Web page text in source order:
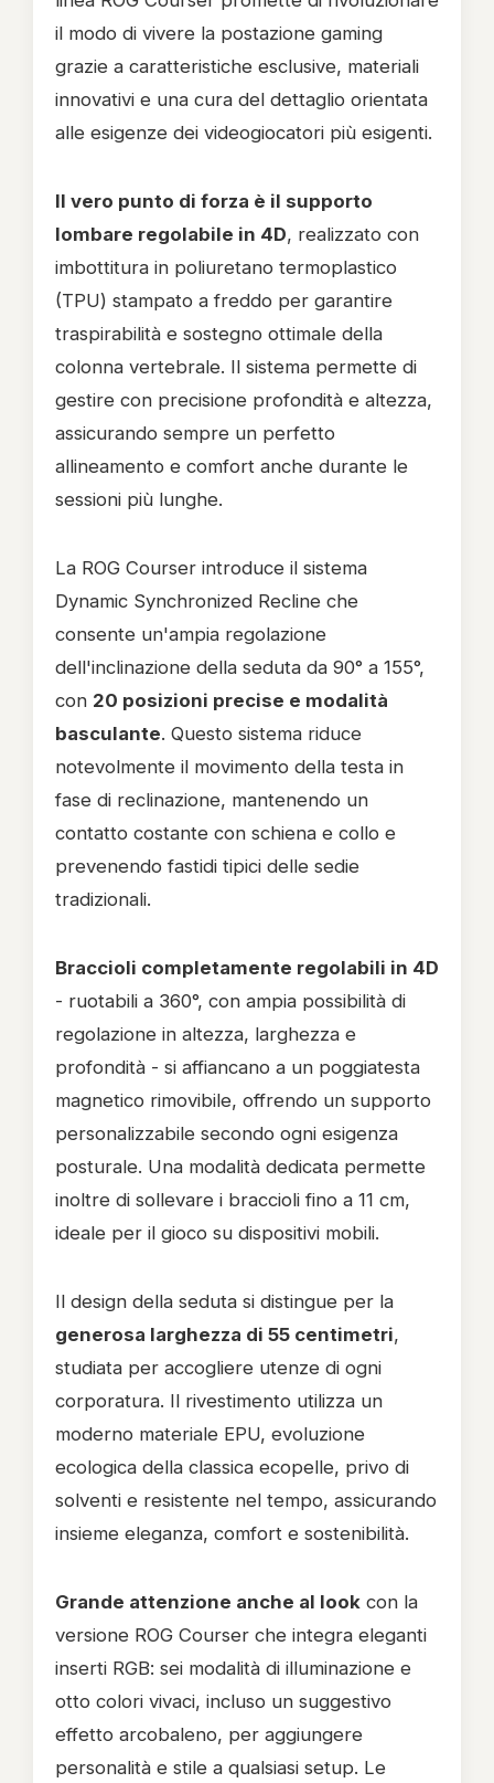
il modo di vivere la postazione gaming
grazie a caratteristiche esclusive, materiali
innovativi e una cura del dettaglio orientata
alle esigenze dei videogiocatori più esigenti.
Il vero punto di forza è il supporto
lombare regolabile in 4D, realizzato con
imbottitura in poliuretano termoplastico
(TPU) stampato a freddo per garantire
traspirabilità e sostegno ottimale della
colonna vertebrale. Il sistema permette di
gestire con precisione profondità e altezza,
assicurando sempre un perfetto
allineamento e comfort anche durante le
sessioni più lunghe.
La ROG Courser introduce il sistema
Dynamic Synchronized Recline che
consente un'ampia regolazione
dell'inclinazione della seduta da 90° a 155°,
con 20 posizioni precise e modalità
basculante. Questo sistema riduce
notevolmente il movimento della testa in
fase di reclinazione, mantenendo un
contatto costante con schiena e collo e
prevenendo fastidi tipici delle sedie
tradizionali.
Braccioli completamente regolabili in 4D
- ruotabili a 360°, con ampia possibilità di
regolazione in altezza, larghezza e
profondità - si affiancano a un poggiatesta
magnetico rimovibile, offrendo un supporto
personalizzabile secondo ogni esigenza
posturale. Una modalità dedicata permette
inoltre di sollevare i braccioli fino a 11 cm,
ideale per il gioco su dispositivi mobili.
Il design della seduta si distingue per la
generosa larghezza di 55 centimetri,
studiata per accogliere utenze di ogni
corporatura. Il rivestimento utilizza un
moderno materiale EPU, evoluzione
ecologica della classica ecopelle, privo di
solventi e resistente nel tempo, assicurando
insieme eleganza, comfort e sostenibilità.
Grande attenzione anche al look con la
versione ROG Courser che integra eleganti
inserti RGB: sei modalità di illuminazione e
otto colori vivaci, incluso un suggestivo
effetto arcobaleno, per aggiungere
personalità e stile a qualsiasi setup. Le